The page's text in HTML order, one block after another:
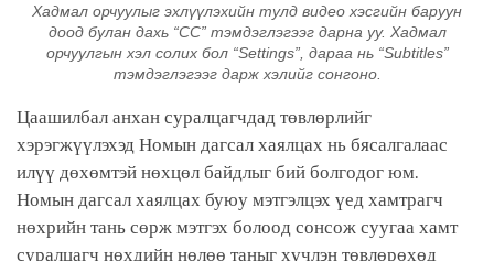
Хадмал орчуулыг эхлүүлэхийн тулд видео хэсгийн баруун
доод булан дахь “CC” тэмдэглэгээг дарна уу. Хадмал
орчуулгын хэл солих бол “Settings”, дараа нь “Subtitles”
тэмдэглэгээг дарж хэлийг сонгоно.
Цаашилбал анхан суралцагчдад төвлөрлийг
хэрэгжүүлэхэд Номын дагсал хаялцах нь бясалгалаас
илүү дөхөмтэй нөхцөл байдлыг бий болгодог юм.
Номын дагсал хаялцах буюу мэтгэлцэх үед хамтрагч
нөхрийн тань сөрж мэтгэх болоод сонсож суугаа хамт
суралцагч нөхдийн нөлөө таныг хүчлэн төвлөрөхөд